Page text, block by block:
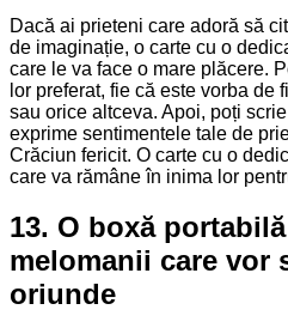
Dacă ai prieteni care adoră să
de imaginație, o carte cu o
care le va face o mare plăcere.
lor preferat, fie că este vorba de
sau orice altceva. Apoi, poți
exprime sentimentele tale de
Crăciun fericit. O carte cu o
care va rămâne în inima lor
13. O boxă
melomanii care vor
oriunde